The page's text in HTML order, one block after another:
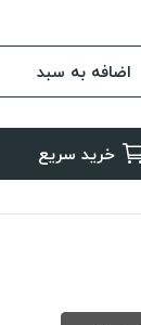
اضافه به سبد
خرید سریع